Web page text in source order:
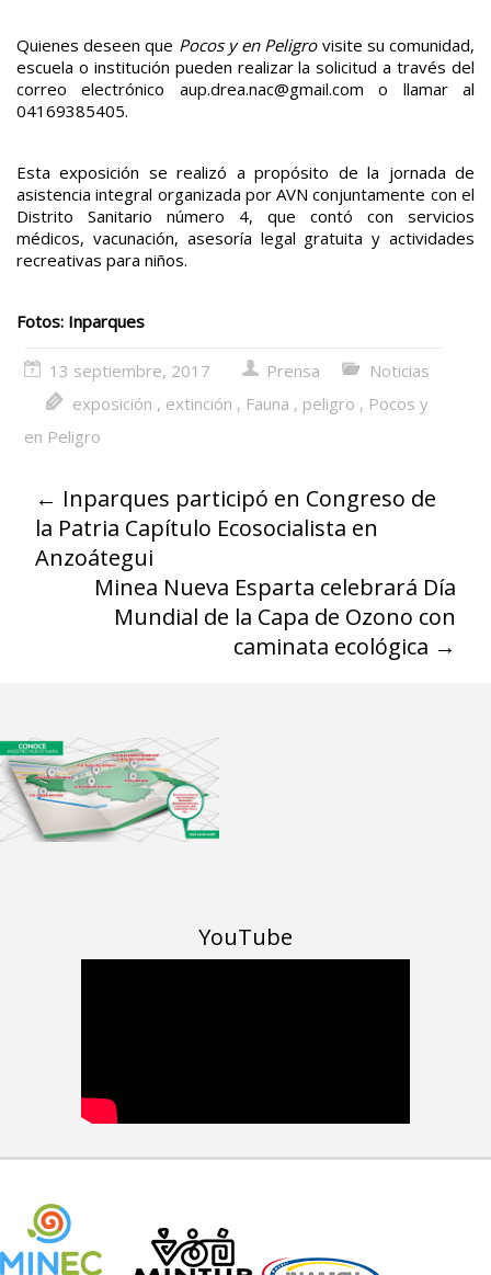
Quienes deseen que Pocos y en Peligrovisite su comunidad,
escuela o institución pueden realizar la solicitud a través del
correo electrónico aup.drea.nac@gmail.com o llamar al
04169385405.
Esta exposición se realizó a propósito de la jornada de
asistencia integral organizada por AVN conjuntamente con el
Distrito Sanitario número 4, que contó con servicios
médicos, vacunación, asesoría legal gratuita y actividades
recreativas para niños.
Fotos: Inparques
13 septiembre, 2017 Prensa
Noticias
exposición , extinción , Fauna , peligro , Pocos y
en Peligro
← Inparques participó en Congreso de
la Patria Capítulo Ecosocialista en
Anzoátegui
Minea Nueva Esparta celebrará Día
Mundial de la Capa de Ozono con
caminata ecológica →
YouTube